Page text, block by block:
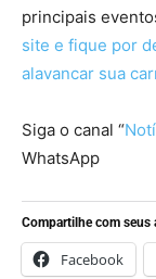
principais
site e fique por
alavancar sua
Siga o canal “
WhatsApp
Compartilhe com seus
Facebook